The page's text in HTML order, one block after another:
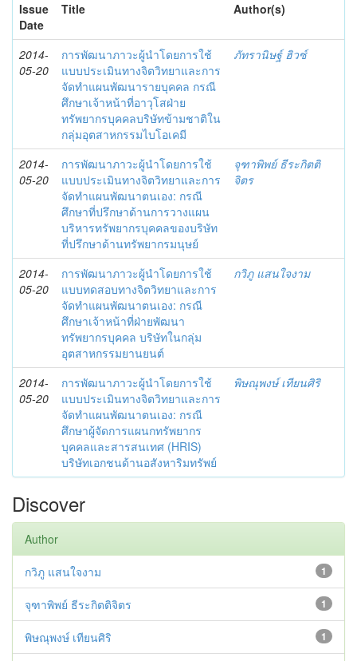
Issue
Date
Title Author(s)
2014-
05-20
การพัฒนาภาวะผู้นำโดยการใช้
แบบประเมินทางจิตวิทยาและการ
จัดทำแผนพัฒนารายบุคคล กรณี
ศึกษาเจ้าหน้าที่อาวุโสฝ่าย
ทรัพยากรบุคคลบริษัทข้ามชาติใน
กลุ่มอุตสาหกรรมไบโอเคมี
ภัทรานิษฐ์ ฮิวซ์
2014-
05-20
การพัฒนาภาวะผู้นำโดยการใช้
แบบประเมินทางจิตวิทยาและการ
จัดทำแผนพัฒนาตนเอง: กรณี
ศึกษาที่ปรึกษาด้านการวางแผน
บริหารทรัพยากรบุคคลของบริษัท
ที่ปรึกษาด้านทรัพยากรมนุษย์
จุฑาพิพย์ ธีระกิตติ
จิตร
2014-
05-20
การพัฒนาภาวะผู้นำโดยการใช้
แบบทดสอบทางจิตวิทยาและการ
จัดทำแผนพัฒนาตนเอง: กรณี
ศึกษาเจ้าหน้าที่ฝ่ายพัฒนา
ทรัพยากรบุคคล บริษัทในกลุ่ม
อุตสาหกรรมยานยนต์
กวิภู แสนใจงาม
2014-
05-20
การพัฒนาภาวะผู้นำโดยการใช้
แบบประเมินทางจิตวิทยาและการ
จัดทำแผนพัฒนาตนเอง: กรณี
ศึกษาผู้จัดการแผนกทรัพยากร
บุคคลและสารสนเทศ (HRIS)
บริษัทเอกชนด้านอสังหาริมทรัพย์
พิษณุพงษ์ เทียนศิริ
Discover
Author
1
กวิภู แสนใจงาม
1
จุฑาพิพย์ ธีระกิตติจิตร
1
พิษณุพงษ์ เทียนศิริ